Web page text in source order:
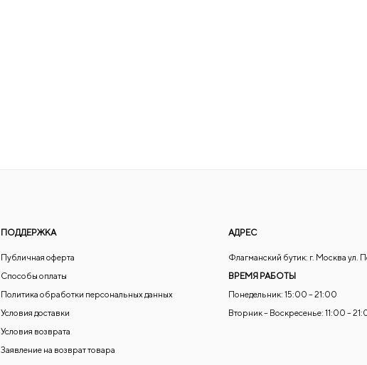
ПОДДЕРЖКА
Публичная оферта
Способы оплаты
Политика обработки персональных данных
Условия доставки
Условия возврата
Заявление на возврат товара
АДРЕС
Флагманский бутик: г. Москва ул.
ВРЕМЯ РАБОТЫ
Понедельник: 15:00 – 21:00
Вторник – Воскресенье: 11:00 –